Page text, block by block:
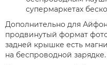
супермаркетах
Дополнительно для
продвинутый формат
задней крышке есть
на беспроводной зарядке.